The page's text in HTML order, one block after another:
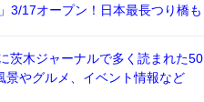
3/17オープン！日本最長つり橋も
茨木ジャーナルで多く読まれた50
景やグルメ、イベント情報など